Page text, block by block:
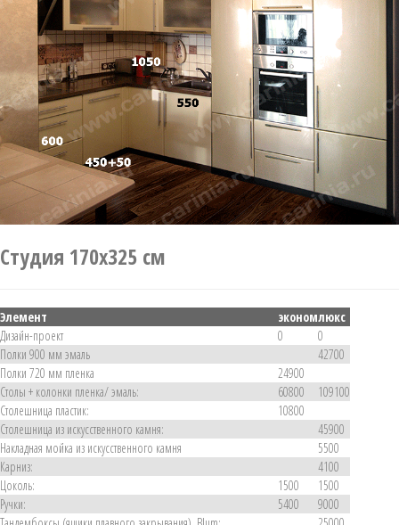
Студия 170х325 см
Элемент экономлюкс
Дизайн-проект
0
0
Полки 900 мм эмаль
42700
Полки 720 мм пленка
24900
Столы + колонки пленка/ эмаль:
60800
109100
Столешница пластик:
10800
Столешница из искусственного камня:
45900
Накладная мойка из искусственного камня
5500
Карниз:
4100
Цоколь:
1500
1500
Ручки:
5400
9000